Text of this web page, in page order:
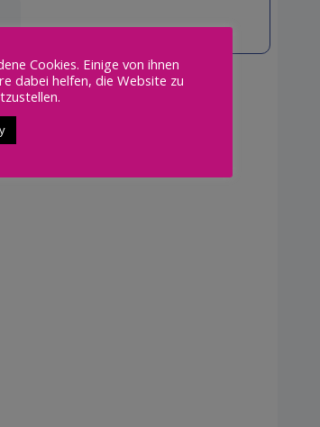
Cookies. Einige von ihnen
dabei helfen, die Website zu